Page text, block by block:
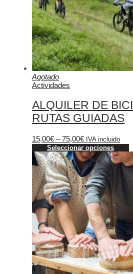
Agotado
Actividades
ALQUILER DE
RUTAS GUIADAS
15,00€ –75,00€ IVA incluido
Seleccionar opciones